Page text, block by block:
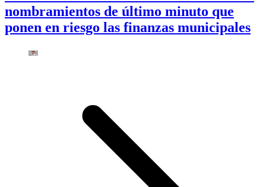
nombramientos de último minuto que
ponen en riesgo las finanzas municipales